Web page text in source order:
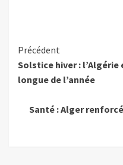
Précédent
Solstice hiver :
longue de l’année
Santé : Alger